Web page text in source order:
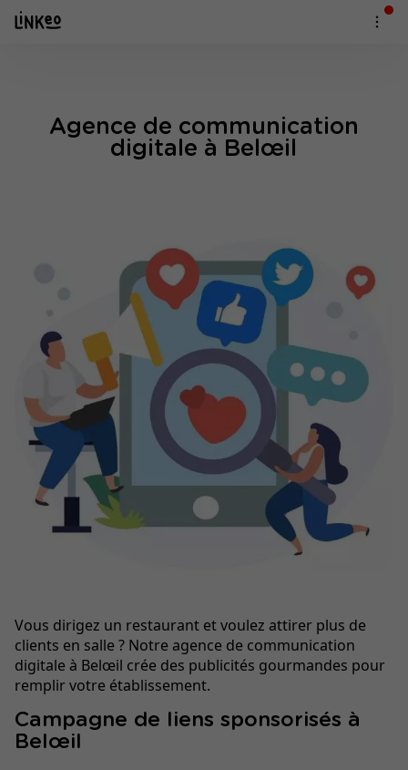
Agence de communication
digitale à Belœil
Vous dirigez un restaurant et voulez attirer plus de
clients en salle ? Notre agence de communication
digitale à Belœil crée des publicités gourmandes pour
remplir votre établissement.
Campagne de liens sponsorisés à
Belœil